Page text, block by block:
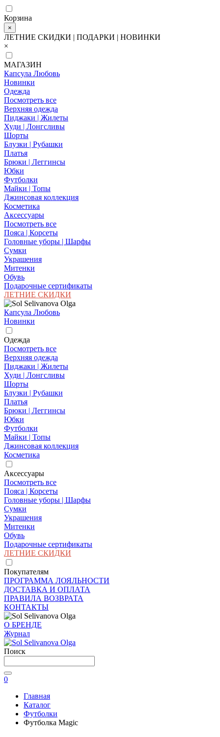
Корзина
×
ЛЕТНИЕ СКИДКИ | ПОДАРКИ | НОВИНКИ
×
МАГАЗИН
Капсула Любовь
Новинки
Одежда
Посмотреть все
Верхняя одежда
Пиджаки | Жилеты
Худи | Лонгсливы
Шорты
Блузки | Рубашки
Платья
Брюки | Леггинсы
Юбки
Футболки
Майки | Топы
Джинсовая коллекция
Косметика
Аксессуары
Посмотреть все
Пояса | Корсеты
Головные уборы | Шарфы
Сумки
Украшения
Митенки
Обувь
Подарочные сертификаты
ЛЕТНИЕ СКИДКИ
Капсула Любовь
Новинки
Одежда
Посмотреть все
Верхняя одежда
Пиджаки | Жилеты
Худи | Лонгсливы
Шорты
Блузки | Рубашки
Платья
Брюки | Леггинсы
Юбки
Футболки
Майки | Топы
Джинсовая коллекция
Косметика
Аксессуары
Посмотреть все
Пояса | Корсеты
Головные уборы | Шарфы
Сумки
Украшения
Митенки
Обувь
Подарочные сертификаты
ЛЕТНИЕ СКИДКИ
Покупателям
ПРОГРАММА ЛОЯЛЬНОСТИ
ДОСТАВКА И ОПЛАТА
ПРАВИЛА ВОЗВРАТА
КОНТАКТЫ
О БРЕНДЕ
Журнал
Поиск
0
Главная
Каталог
Футболки
Футболка Magic